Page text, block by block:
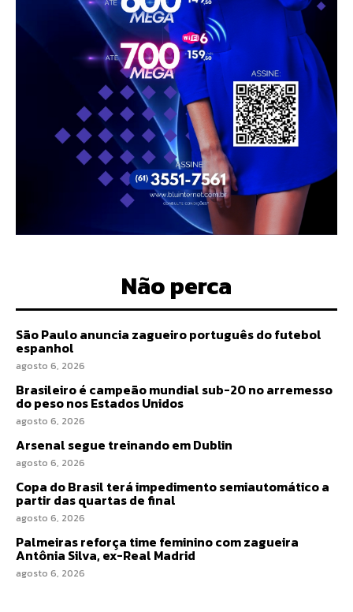
Não perca
São Paulo anuncia zagueiro português do futebol
espanhol
agosto 6, 2026
Brasileiro é campeão mundial sub-20 no arremesso
do peso nos Estados Unidos
agosto 6, 2026
Arsenal segue treinando em Dublin
agosto 6, 2026
Copa do Brasil terá impedimento semiautomático a
partir das quartas de final
agosto 6, 2026
Palmeiras reforça time feminino com zagueira
Antônia Silva, ex-Real Madrid
agosto 6, 2026